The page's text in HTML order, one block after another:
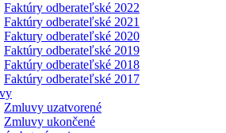
Faktúry odberateľské 2022
Faktúry odberateľské 2021
Faktury odberateľské 2020
Faktúry odberateľské 2019
Faktúry odberateľské 2018
Faktúry odberateľské 2017
Zmluvy uzatvorené
Zmluvy ukončené